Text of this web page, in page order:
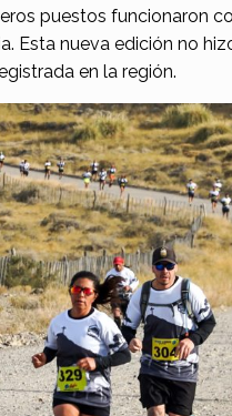
puestos funcionaron
Esta nueva edición no
en la región.